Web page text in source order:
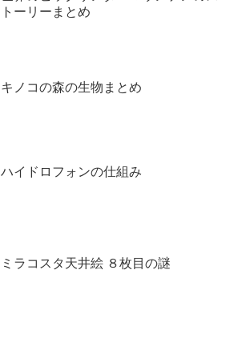
トーリーまとめ
キノコの森の生物まとめ
ハイドロフォンの仕組み
ミラコスタ天井絵 ８枚目の謎